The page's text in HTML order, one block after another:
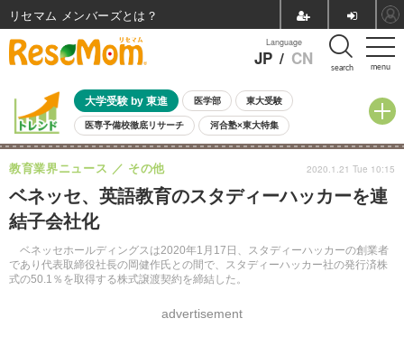
menu
Language
JP / CN search
大学受験 by 東進 医学部 東大受験
医専予備校徹底リサーチ 河合塾×東大特集
親子で考える大学選び 高校受験 中学受験 小学校受験
共通テスト 夏休み 8月開催学校説明会・相談会
8月開催イベント・WS 全国公立高校 過去問 人気記事
自由研究教材（小学生向け）
ベネッセ、英語教育のスタディーハッカーを連
結子会社化
ベネッセホールディングスは2020年1月17日、スタディーハッカーの創業者
であり代表取締役社長の岡健作氏との間で、スタディーハッカー社の発行済株
式の50.1％を取得する株式譲渡契約を締結した。
教育業界ニュース その他
advertisement
2020.1.21 Tue 10:15
リセマム メンバーズ